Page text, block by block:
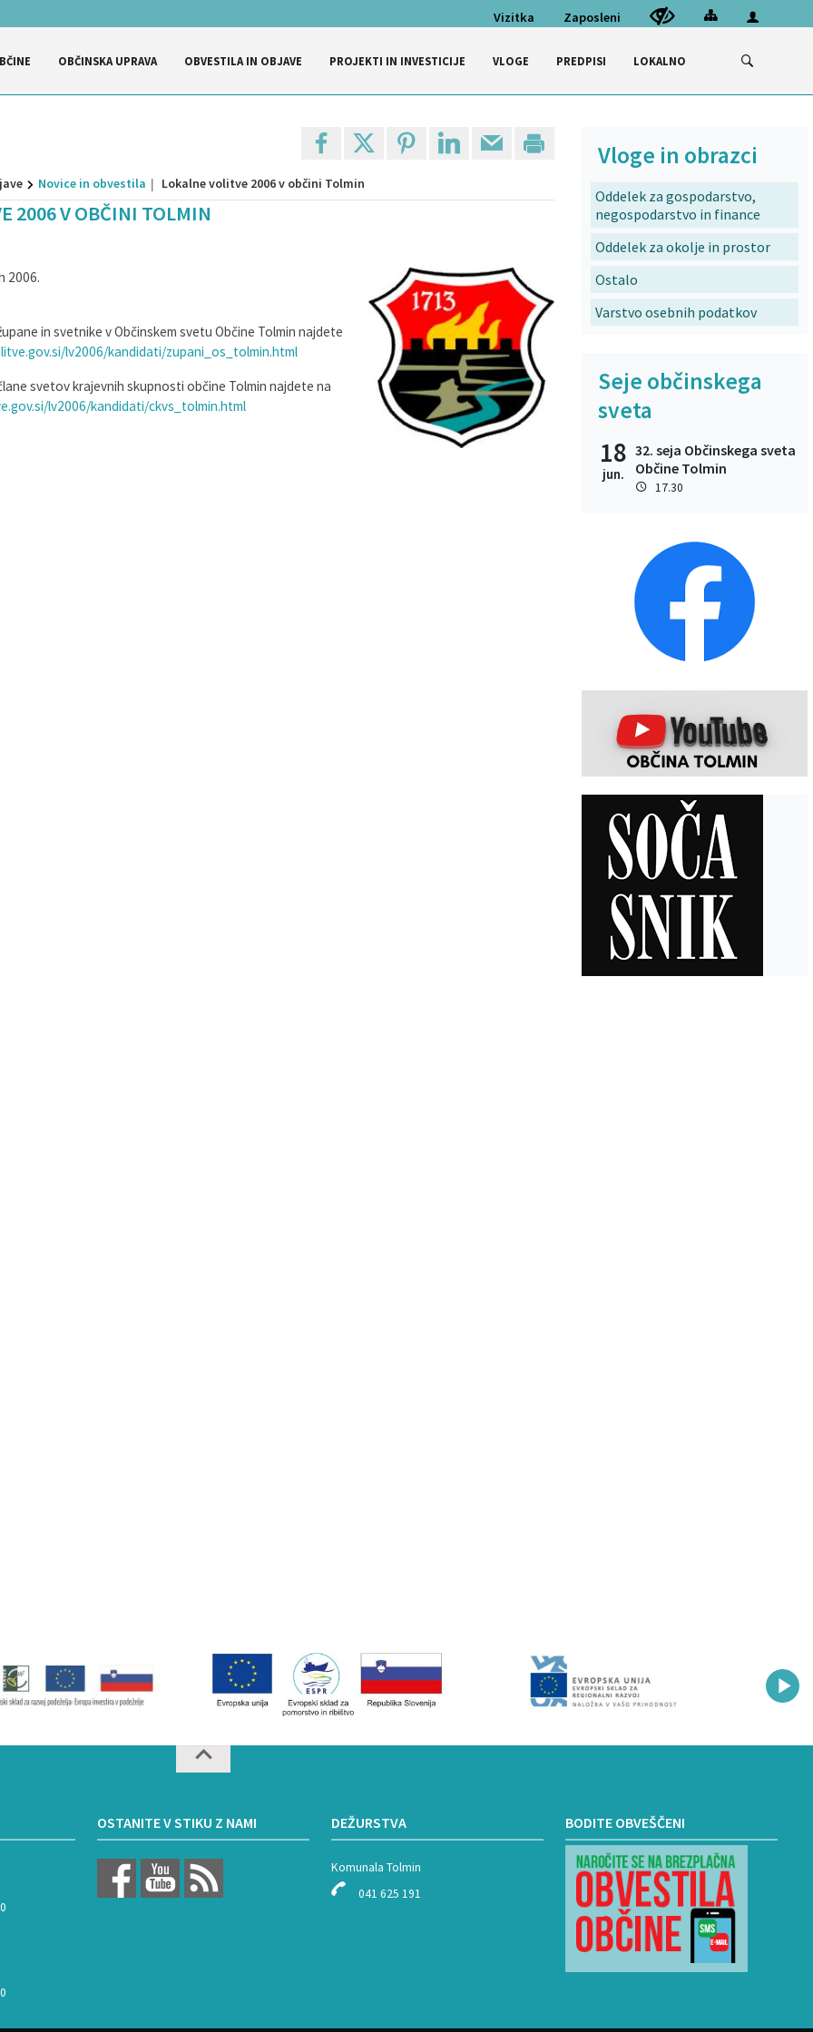
Vizitka Zaposleni
OBČINSKA UPRAVA OBVESTILA IN OBJAVE PROJEKTI IN INVESTICIJE VLOGE PREDPISI LOKALNO
Novice in obvestila Lokalne volitve 2006 v občini Tolmin
2006 V OBČINI TOLMIN
2006.
in svetnike v Občinskem svetu Občine Tolmin najdete
lv2006/kandidati/zupani_os_tolmin.html
svetov krajevnih skupnosti občine Tolmin najdete na
lv2006/kandidati/ckvs_tolmin.html
Vloge in obrazci
Oddelek za gospodarstvo,
negospodarstvo in finance
Oddelek za okolje in prostor
Ostalo
Varstvo osebnih podatkov
Seje občinskega
sveta
18
jun.
32. seja Občinskega sveta
Občine Tolmin
17.30
OSTANITE V STIKU Z NAMI DEŽURSTVA
Komunala Tolmin
041 625 191
BODITE OBVEŠČENI